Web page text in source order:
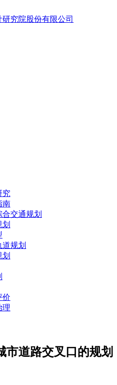
究
南
交通规划
规划
价
理
市道路交叉口的规划